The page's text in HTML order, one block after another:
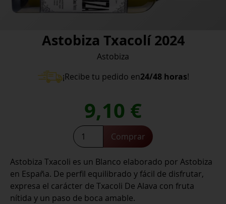
Astobiza Txacolí 2024
Astobiza
¡Recibe tu pedido en24/48 horas!
9,10 €
Astobiza
Txacolí
cantidad
Comprar
Astobiza Txacoli es un Blanco elaborado por Astobiza
en España. De perfil equilibrado y fácil de disfrutar,
expresa el carácter de Txacoli De Alava con fruta
nítida y un paso de boca amable.